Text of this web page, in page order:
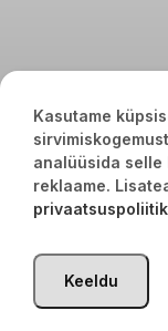
Kasutame
analüüsida
reklaame.
Keeldu